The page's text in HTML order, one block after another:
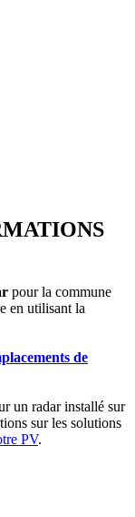
pour la commune
en utilisant la
de
un radar installé sur
sur les solutions
PV.